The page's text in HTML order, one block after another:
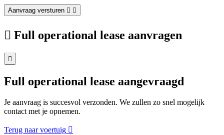
Aanvraag versturen
Full operational lease aanvragen
Full operational lease aangevraagd
Je aanvraag is succesvol verzonden. We zullen zo snel mogelijk
contact met je opnemen.
Terug naar voertuig